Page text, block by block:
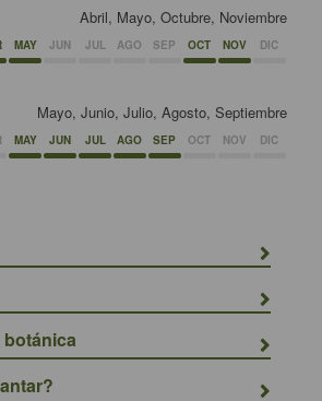
Abril, Mayo, Octubre, Noviembre
MAY JUN JUL AGO SEP OCT NOV DIC
Mayo, Junio, Julio, Agosto, Septiembre
MAY JUN JUL AGO SEP OCT NOV DIC